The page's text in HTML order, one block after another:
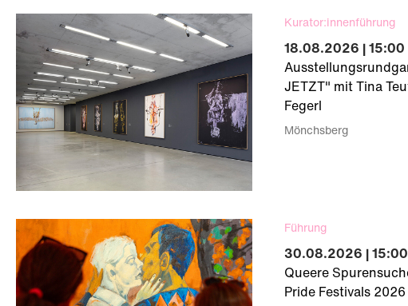
Kurator:innenführung
18.08.2026 | 15:00
JETZT" mit Tina
Fegerl
Mönchsberg
Führung
30.08.2026 | 15:00
Queere
Pride Festivals 2026